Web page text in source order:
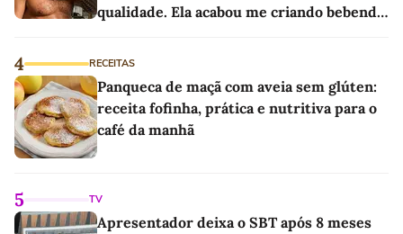
qualidade. Ela acabou me criando bebendo
4 RECEITAS
Panqueca de maçã com aveia sem glúten:
receita fofinha, prática e nutritiva para o
café da manhã
5 TV
Apresentador deixa o SBT após 8 meses